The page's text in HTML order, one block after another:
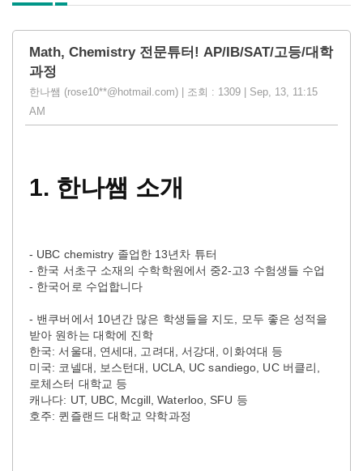
Math, Chemistry 전문튜터! AP/IB/SAT/고등/대학
과정
한나쌤 (rose10**@hotmail.com) | 조회 : 1309 | Sep, 13, 11:15
AM
1. 한나쌤 소개
- UBC chemistry 졸업한 13년차 튜터
- 한국 서초구 소재의 수학학원에서 중2-고3 수험생들 수업
- 한국어로 수업합니다
- 밴쿠버에서 10년간 많은 학생들을 지도, 모두 좋은 성적을
받아 원하는 대학에 진학
한국: 서울대, 연세대, 고려대, 서강대, 이화여대 등
미국: 코넬대, 보스턴대, UCLA, UC sandiego, UC 버클리,
로체스터 대학교 등
캐나다: UT, UBC, Mcgill, Waterloo, SFU 등
호주: 퀸즐랜드 대학교 약학과정